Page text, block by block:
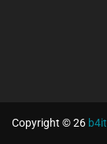
Copyright © 26 b4it